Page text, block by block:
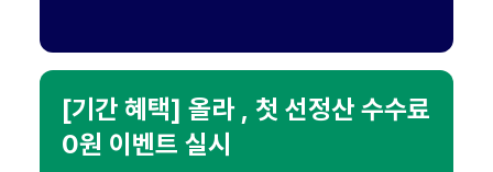
[기간 혜택] 올라 , 첫 선정산 수수료
0원 이벤트 실시